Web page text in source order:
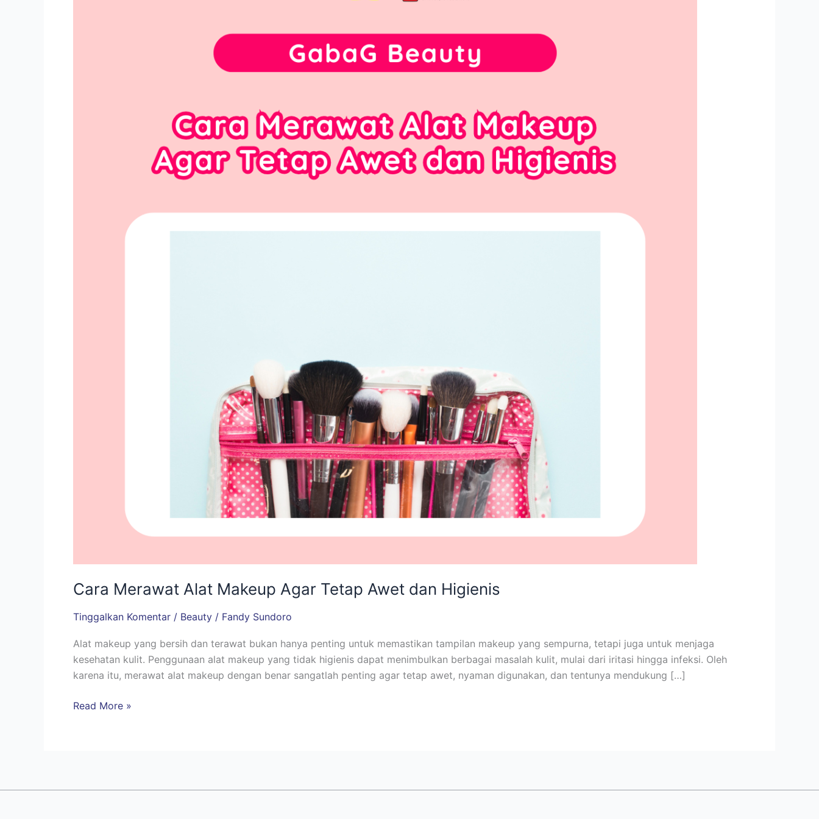
Cara Merawat Alat Makeup Agar Tetap Awet dan Higienis
Tinggalkan Komentar / Beauty / Fandy Sundoro
Alat makeup yang bersih dan terawat bukan hanya penting untuk memastikan tampilan makeup yang sempurna, tetapi juga untuk menjaga
kesehatan kulit. Penggunaan alat makeup yang tidak higienis dapat menimbulkan berbagai masalah kulit, mulai dari iritasi hingga infeksi. Oleh
karena itu, merawat alat makeup dengan benar sangatlah penting agar tetap awet, nyaman digunakan, dan tentunya mendukung […]
Read More »